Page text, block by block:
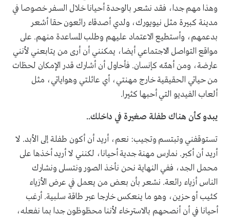
وهذا مهم جدا، فقد نشعر بالوحدة أحيانا خلال السفر خصوصا في
مدينة كبيرة مثل نيويورك، ولدي أصدقاء رائعون حقا أشعر
بدعمهم، وأستطيع الاعتماد عليهم وطلب المساعدة منهم. على
مواقع التواصل الاجتماعي أيضا، يمكنني أن أرى من يتابعني لأنني
عارضة، ومن أهمّه كإنسان. فأحاول أن أشارك قدر الإمكان لحظات
من حياتي الحقيقية خارج مهنتي، أي عائلتي وهواياتي، مثل
ألعاب الفيديو التي أحبها كثيرا.
يبدو كأن هناك طفلة صغيرة في داخلك..
تستوقفني وتبتسم وتجيب: نعم، أريد أن أكون طفلة إلى الأبد. لا
أريد أن أكبر. نمارس مهنة جدية أحيانا، لكنني لا أريد أخذها على
محمل الجد، ففي النهاية نحن نأخذ الصور ونتسلى ونشارك
الناس أزياء رائعة. نشعر بأن بعض من يعمل في عرض الأزياء
كئيب أو حزين، وهو ما ينعكس خارجا عبر طاقة سلبية. أرغب
أحيانا في أن أنصحهم بالاسترخاء لأننا محظوظون جدا بما نفعله،